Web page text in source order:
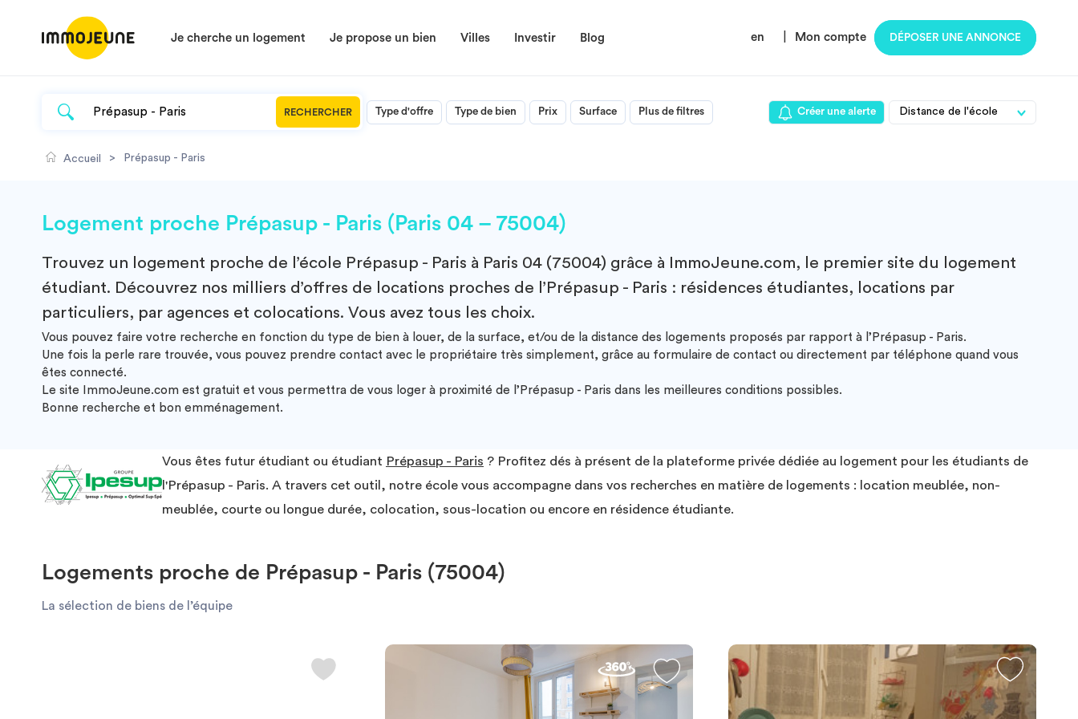
Je cherche un logement Je propose un bien Villes Investir Blog en Mon compte DÉPOSER UNE ANNONCE
RECHERCHER Type d'offre Type de bien Prix Surface Plus de filtres Créer une alerte
Accueil > Prépasup - Paris
Logement proche Prépasup - Paris (Paris 04 – 75004)
Trouvez un logement proche de l’école Prépasup - Paris à Paris 04 (75004) grâce à ImmoJeune.com, le premier site du logement
étudiant. Découvrez nos milliers d’offres de locations proches de l’Prépasup - Paris : résidences étudiantes, locations par
particuliers, par agences et colocations. Vous avez tous les choix.
Vous pouvez faire votre recherche en fonction du type de bien à louer, de la surface, et/ou de la distance des logements proposés par rapport à l’Prépasup - Paris.
Une fois la perle rare trouvée, vous pouvez prendre contact avec le propriétaire très simplement, grâce au formulaire de contact ou directement par téléphone quand vous
êtes connecté.
Le site ImmoJeune.com est gratuit et vous permettra de vous loger à proximité de l’Prépasup - Paris dans les meilleures conditions possibles.
Bonne recherche et bon emménagement.
Vous êtes futur étudiant ou étudiant Prépasup - Paris ? Profitez dés à présent de la plateforme privée dédiée au logement pour les étudiants de
l'Prépasup - Paris. A travers cet outil, notre école vous accompagne dans vos recherches en matière de logements : location meublée, non-
meublée, courte ou longue durée, colocation, sous-location ou encore en résidence étudiante.
Logements proche de Prépasup - Paris (75004)
La sélection de biens de l’équipe